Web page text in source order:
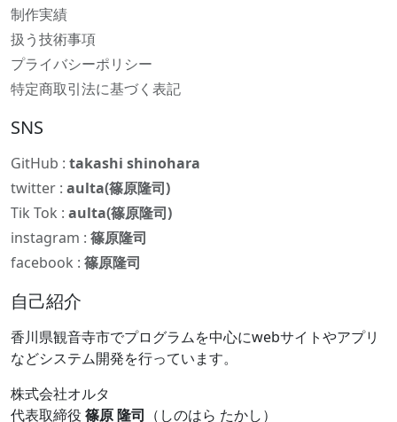
制作実績
扱う技術事項
プライバシーポリシー
特定商取引法に基づく表記
SNS
GitHub : takashi shinohara
twitter : aulta(篠原隆司)
Tik Tok : aulta(篠原隆司)
instagram : 篠原隆司
facebook : 篠原隆司
自己紹介
香川県観音寺市でプログラムを中心にwebサイトやアプリ
などシステム開発を行っています。
株式会社オルタ
代表取締役 篠原 隆司 （しのはら たかし）